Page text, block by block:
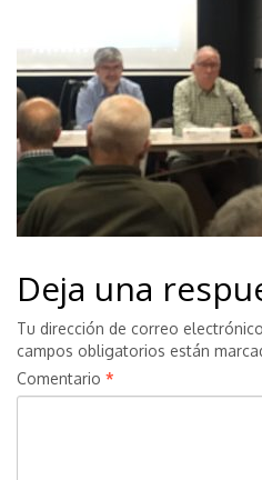
Deja una
Tu dirección de correo
campos obligatorios están
Comentario *